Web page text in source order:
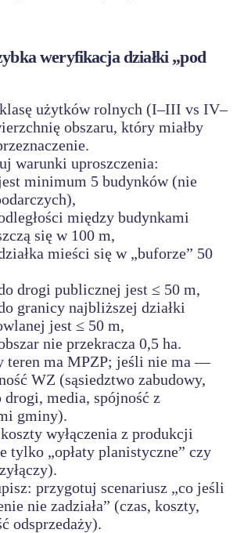
weryfikacja działki „pod
użytków rolnych (I–III vs IV–
obszaru, który miałby
warunki uproszczenia:
minimum 5 budynków (nie
między budynkami
się w 100 m,
mieści się w „buforze” 50
drogi publicznej jest ≤ 50 m,
granicy najbliższej działki
jest ≤ 50 m,
nie przekracza 0,5 ha.
teren ma MPZP; jeśli nie ma —
WZ (sąsiedztwo zabudowy,
drogi, media, spójność z
gminy).
wyłączenia z produkcji
tylko „opłaty planistyczne” czy
przygotuj scenariusz „co jeśli
nie zadziała” (czas, koszty,
odsprzedaży).